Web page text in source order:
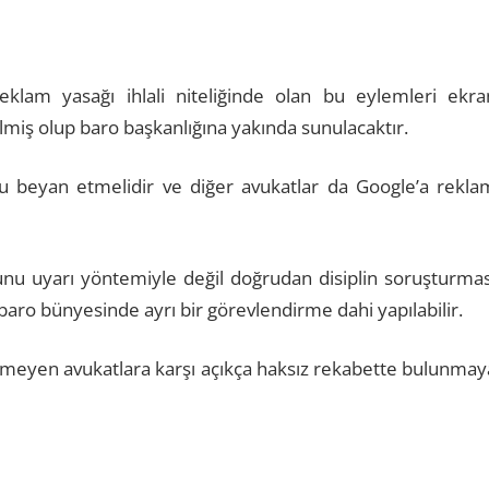
yasağı ihlali niteliğinde olan bu eylemleri
olup baro başkanlığına yakında sunulacaktır.
etmelidir ve diğer avukatlar da Google’a
uyarı yöntemiyle değil doğrudan disiplin
bünyesinde ayrı bir görevlendirme dahi yapılabilir.
avukatlara karşı açıkça haksız rekabette